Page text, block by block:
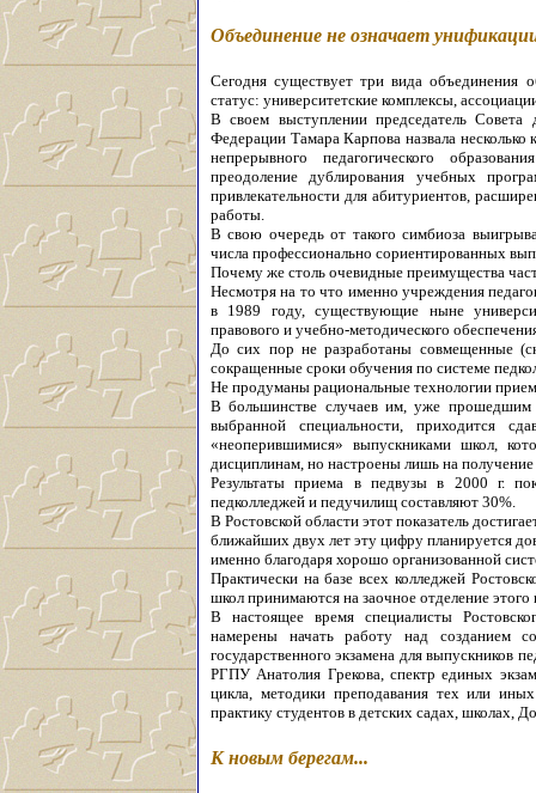
Объединение не означает
Сегодня существует три вида объединения
статус: университетские комплексы,
В своем выступлении председатель Совета
Федерации Тамара Карпова назвала
непрерывного педагогического
преодоление дублирования учебных
привлекательности для абитуриентов,
работы.
В свою очередь от такого симбиоза
числа профессионально сориентированных
Почему же столь очевидные преимущества
Несмотря на то что именно учреждения
в 1989 году, существующие ныне
правового и учебно-методического
До сих пор не разработаны совмещенные
сокращенные сроки обучения по системе
Не продуманы рациональные технологии
В большинстве случаев им, уже прошедшим
выбранной специальности, приходится
«неоперившимися» выпускниками школ,
дисциплинам, но настроены лишь на получение
Результаты приема в педвузы в 2000 г.
педколледжей и педучилищ составляют 30%.
В Ростовской области этот показатель
ближайших двух лет эту цифру планируется
именно благодаря хорошо организованной
Практически на базе всех колледжей
школ принимаются на заочное отделение этого
В настоящее время специалисты
намерены начать работу над созданием
государственного экзамена для выпускников
РГПУ Анатолия Грекова, спектр единых
цикла, методики преподавания тех или
практику студентов в детских садах, школах,
К новым берегам...